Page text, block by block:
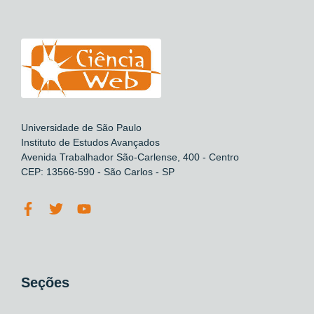
Universidade de São Paulo
Instituto de Estudos Avançados
Avenida Trabalhador São-Carlense, 400 - Centro
CEP: 13566-590 - São Carlos - SP
Seções